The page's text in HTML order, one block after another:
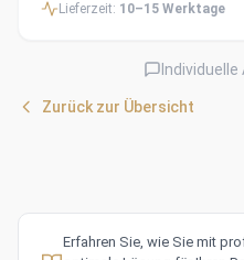
Lieferzeit: 10–15 Werktage
Zurück zur Übersicht
Erfahren Sie, wie Sie mit